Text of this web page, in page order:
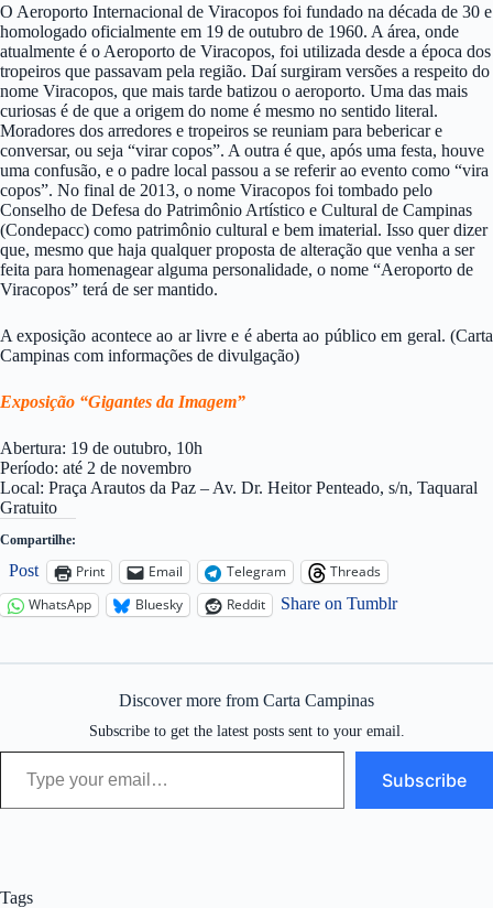
O Aeroporto Internacional de Viracopos foi fundado na década de 30 e
homologado oficialmente em 19 de outubro de 1960. A área, onde
atualmente é o Aeroporto de Viracopos, foi utilizada desde a época dos
tropeiros que passavam pela região. Daí surgiram versões a respeito do
nome Viracopos, que mais tarde batizou o aeroporto. Uma das mais
curiosas é de que a origem do nome é mesmo no sentido literal.
Moradores dos arredores e tropeiros se reuniam para bebericar e
conversar, ou seja “virar copos”. A outra é que, após uma festa, houve
uma confusão, e o padre local passou a se referir ao evento como “vira
copos”. No final de 2013, o nome Viracopos foi tombado pelo
Conselho de Defesa do Patrimônio Artístico e Cultural de Campinas
(Condepacc) como patrimônio cultural e bem imaterial. Isso quer dizer
que, mesmo que haja qualquer proposta de alteração que venha a ser
feita para homenagear alguma personalidade, o nome “Aeroporto de
Viracopos” terá de ser mantido.
A exposição acontece ao ar livre e é aberta ao público em geral. (Carta
Campinas com informações de divulgação)
Exposição “Gigantes da Imagem”
Abertura: 19 de outubro, 10h
Período: até 2 de novembro
Local: Praça Arautos da Paz – Av. Dr. Heitor Penteado, s/n, Taquaral
Gratuito
Compartilhe:
Post Print Email Telegram
Threads
WhatsApp
Bluesky Reddit Share on Tumblr
Discover more from Carta Campinas
Subscribe to get the latest posts sent to your email.
Type your email…
Subscribe
Tags